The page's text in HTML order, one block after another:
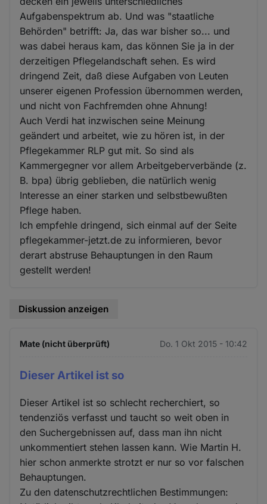
Aufgabenspektrum ab. Und was "staatliche
Behörden" betrifft: Ja, das war bisher so... und
was dabei heraus kam, das können Sie ja in der
derzeitigen Pflegelandschaft sehen. Es wird
dringend Zeit, daß diese Aufgaben von Leuten
unserer eigenen Profession übernommen werden,
und nicht von Fachfremden ohne Ahnung!
Auch Verdi hat inzwischen seine Meinung
geändert und arbeitet, wie zu hören ist, in der
Pflegekammer RLP gut mit. So sind als
Kammergegner vor allem Arbeitgeberverbände (z.
B. bpa) übrig geblieben, die natürlich wenig
Interesse an einer starken und selbstbewußten
Pflege haben.
Ich empfehle dringend, sich einmal auf der Seite
pflegekammer-jetzt.de zu informieren, bevor
derart abstruse Behauptungen in den Raum
gestellt werden!
Diskussion anzeigen
Mate (nicht überprüft) Do. 1 Okt 2015 - 10:42
Dieser Artikel ist so
Dieser Artikel ist so schlecht recherchiert, so
tendenziös verfasst und taucht so weit oben in
den Suchergebnissen auf, dass man ihn nicht
unkommentiert stehen lassen kann. Wie Martin H.
hier schon anmerkte strotzt er nur so vor falschen
Behauptungen.
Zu den datenschutzrechtlichen Bestimmungen: